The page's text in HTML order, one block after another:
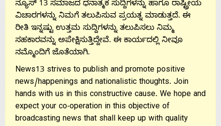
ನ್ಯೂಸ್ 13 ಸಮಾಜದ ಧನಾತ್ಮಕ ಸುದ್ದಿಗಳನ್ನು ಹಾಗೂ ರಾಷ್ಟ್ರೀಯ
ವಿಚಾರಗಳನ್ನು ನಿಮಗೆ ತಲುಪಿಸುವ ಪ್ರಯತ್ನ ಮಾಡುತ್ತದೆ. ಈ
ರೀತಿ ಇನ್ನಷ್ಟು ಉತ್ತಮ ಸುದ್ದಿಗಳನ್ನು ತಲುಪಿಸಲು ನಿಮ್ಮ
ಸಹಕಾರವನ್ನು ಅಪೇಕ್ಷಿಸುತ್ತಿದ್ದೇವೆ. ಈ ಕಾರ್ಯದಲ್ಲಿ ನೀವೂ
ನಮ್ಮೊಂದಿಗೆ ಜೊತೆಯಾಗಿ.
News13 strives to publish and promote positive
news/happenings and nationalistic thoughts. Join
hands with us in this constructive cause. We hope and
expect your co-operation in this objective of
broadcasting news that shall keep up with quality